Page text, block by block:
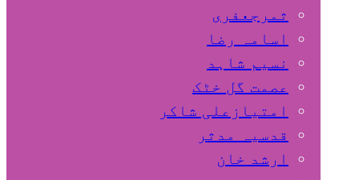
ثمرجعفری
اسامہ رضا
نسیم شاہد
عصمت گل خٹک
امتیازعلی شاکر
قدسیہ مدثر
ارشد خان